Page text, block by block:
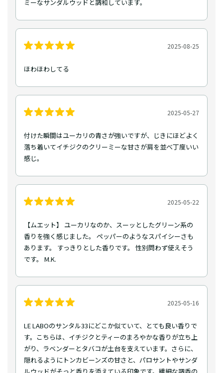
ミーなサンダルウッドと調和しています。
2025-08-25
ほわほわしてる
2025-05-27
付けた瞬間はユーカリの青さが強いですが、じきにほどよく
落ち着いてイチジクのクリーミーな甘さが肩を並べ丁度いい
感じ。
2025-05-22
【ムエット】 ユーカリなのか、スーッとしたグリーン系の
香りを強く感じました。 ペッパーのようなスパイシーさも
あります。 すっきりとした香りです。 性別問わず使えそう
です。 M.K.
2025-05-16
LE LABOのサンタル33にどこか似ていて、とても良い香りで
す。こちらは、イチジクとティーのまろやかな香りが立ち上
がり、ラベンダーとタバコが土台を支えています。さらに、
隠れるようにトンカビーンズの甘さと、パロサントやサンダ